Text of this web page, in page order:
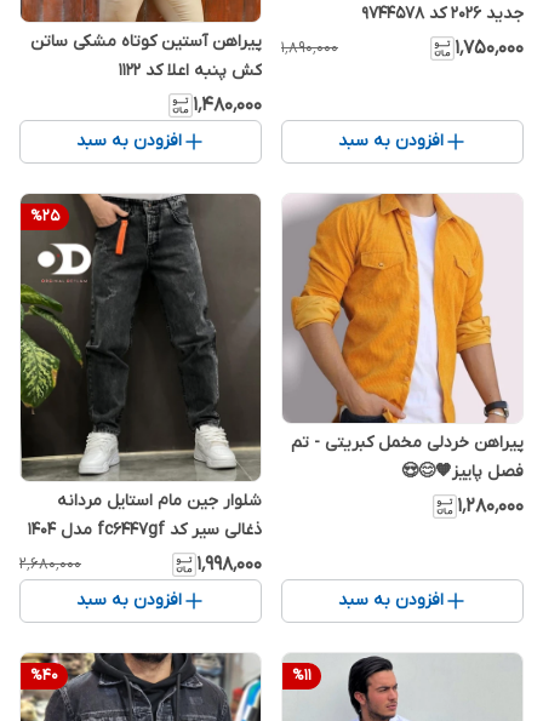
جدید 2026 کد 9744578
۱٬۷۵۰٬۰۰۰ ۱٬۸۹۰٬۰۰۰
افزودن به سبد
پیراهن آستین کوتاه مشکی ساتن
کش پنبه اعلا کد ۱۱۲۲
۱٬۴۸۰٬۰۰۰
افزودن به سبد
پیراهن خردلی مخمل کبریتی - تم
فصل پاییز🧡😊😍
۱٬۲۸۰٬۰۰۰
افزودن به سبد
%25
شلوار جین مام استایل مردانه
ذغالی سیر کد fc6447gf مدل ۱۴۰4
۱٬۹۹۸٬۰۰۰ ۲٬۶۸۰٬۰۰۰
افزودن به سبد
%11
%40